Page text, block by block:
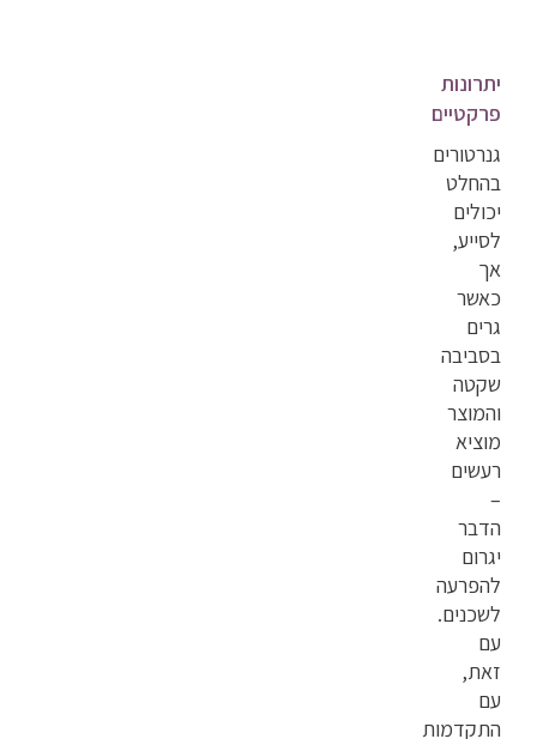
יתרונות
פרקטיים
גנרטורים
בהחלט
יכולים
לסייע,
אך
כאשר
גרים
בסביבה
שקטה
והמוצר
מוציא
רעשים
–
הדבר
יגרום
להפרעה
לשכנים.
עם
זאת,
עם
התקדמות